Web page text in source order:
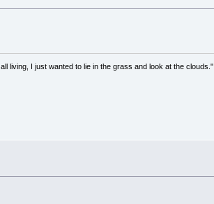
living, I just wanted to lie in the grass and look at the clouds."